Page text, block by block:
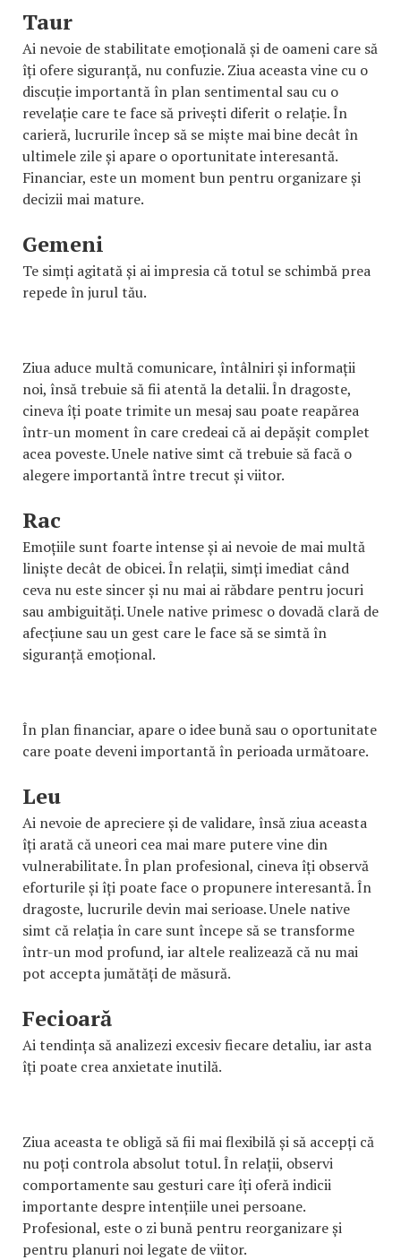
Taur
Ai nevoie de stabilitate emoțională și de oameni care să
îți ofere siguranță, nu confuzie. Ziua aceasta vine cu o
discuție importantă în plan sentimental sau cu o
revelație care te face să privești diferit o relație. În
carieră, lucrurile încep să se miște mai bine decât în
ultimele zile și apare o oportunitate interesantă.
Financiar, este un moment bun pentru organizare și
decizii mai mature.
Gemeni
Te simți agitată și ai impresia că totul se schimbă prea
repede în jurul tău.
Ziua aduce multă comunicare, întâlniri și informații
noi, însă trebuie să fii atentă la detalii. În dragoste,
cineva îți poate trimite un mesaj sau poate reapărea
într-un moment în care credeai că ai depășit complet
acea poveste. Unele native simt că trebuie să facă o
alegere importantă între trecut și viitor.
Rac
Emoțiile sunt foarte intense și ai nevoie de mai multă
liniște decât de obicei. În relații, simți imediat când
ceva nu este sincer și nu mai ai răbdare pentru jocuri
sau ambiguități. Unele native primesc o dovadă clară de
afecțiune sau un gest care le face să se simtă în
siguranță emoțional.
În plan financiar, apare o idee bună sau o oportunitate
care poate deveni importantă în perioada următoare.
Leu
Ai nevoie de apreciere și de validare, însă ziua aceasta
îți arată că uneori cea mai mare putere vine din
vulnerabilitate. În plan profesional, cineva îți observă
eforturile și îți poate face o propunere interesantă. În
dragoste, lucrurile devin mai serioase. Unele native
simt că relația în care sunt începe să se transforme
într-un mod profund, iar altele realizează că nu mai
pot accepta jumătăți de măsură.
Fecioară
Ai tendința să analizezi excesiv fiecare detaliu, iar asta
îți poate crea anxietate inutilă.
Ziua aceasta te obligă să fii mai flexibilă și să accepți că
nu poți controla absolut totul. În relații, observi
comportamente sau gesturi care îți oferă indicii
importante despre intențiile unei persoane.
Profesional, este o zi bună pentru reorganizare și
pentru planuri noi legate de viitor.